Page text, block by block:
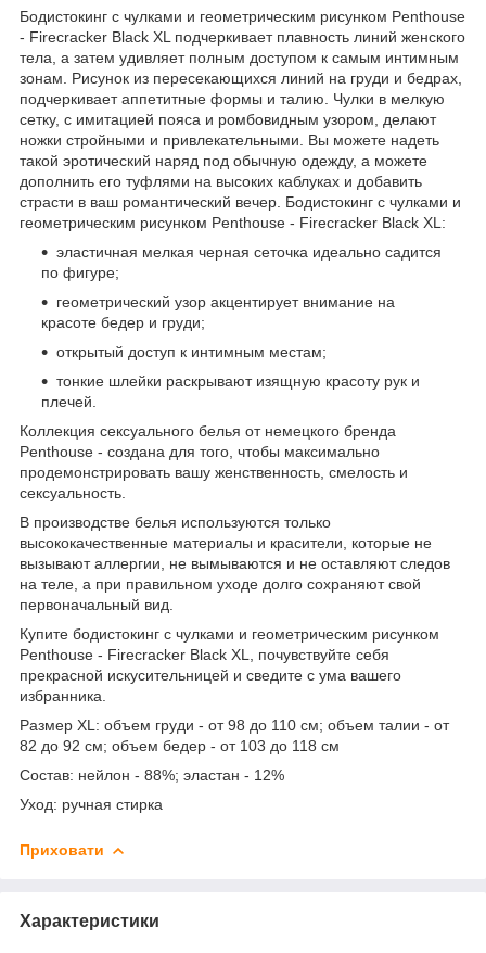
Бодистокинг с чулками и геометрическим рисунком Penthouse
- Firecracker Black XL подчеркивает плавность линий женского
тела, а затем удивляет полным доступом к самым интимным
зонам. Рисунок из пересекающихся линий на груди и бедрах,
подчеркивает аппетитные формы и талию. Чулки в мелкую
сетку, с имитацией пояса и ромбовидным узором, делают
ножки стройными и привлекательными. Вы можете надеть
такой эротический наряд под обычную одежду, а можете
дополнить его туфлями на высоких каблуках и добавить
страсти в ваш романтический вечер. Бодистокинг с чулками и
геометрическим рисунком Penthouse - Firecracker Black XL:
эластичная мелкая черная сеточка идеально садится
по фигуре;
геометрический узор акцентирует внимание на
красоте бедер и груди;
открытый доступ к интимным местам;
тонкие шлейки раскрывают изящную красоту рук и
плечей.
Коллекция сексуального белья от немецкого бренда
Penthouse - создана для того, чтобы максимально
продемонстрировать вашу женственность, смелость и
сексуальность.
В производстве белья используются только
высококачественные материалы и красители, которые не
вызывают аллергии, не вымываются и не оставляют следов
на теле, а при правильном уходе долго сохраняют свой
первоначальный вид.
Купите бодистокинг с чулками и геометрическим рисунком
Penthouse - Firecracker Black XL, почувствуйте себя
прекрасной искусительницей и сведите с ума вашего
избранника.
Размер XL: объем груди - от 98 до 110 см; объем талии - от
82 до 92 см; объем бедер - от 103 до 118 см
Состав: нейлон - 88%; эластан - 12%
Уход: ручная стирка
Приховати
Характеристики